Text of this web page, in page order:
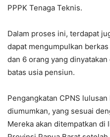
PPPK Tenaga Teknis.
Dalam proses ini, terdapat
dapat mengumpulkan
dan 6 orang yang
batas usia pensiun.
Pengangkatan CPNS
diumumkan, yang sesuai
Mereka akan ditempatkan di